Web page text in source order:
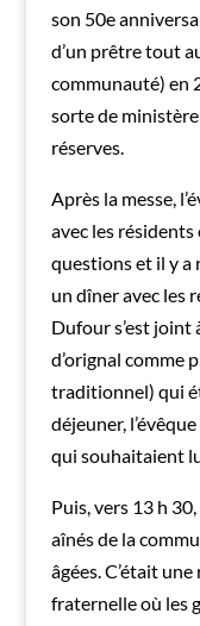
son 50e
d’un prêtre tout
communauté) en
sorte de ministère
réserves.
Après la messe,
avec les
questions et il y a
un dîner avec les
Dufour s’est joint
d’orignal comme
traditionnel) qui
déjeuner,
qui souhaitaient
Puis, vers 13 h
aînés de la
âgées. C’était
fraternelle où les